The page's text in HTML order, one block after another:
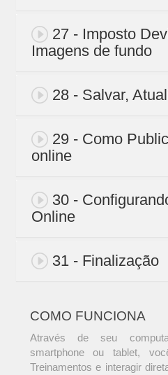
27 - Imposto
Imagens de fundo
28 - Salvar,
29 - Como
online
30 -
Online
31 - Finalização
COMO FUNCIONA
Através de seu
smartphone ou tablet,
Treinamentos e interagir